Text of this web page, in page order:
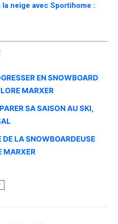
neige avec Sportihome :
EN SNOWBOARD
MARXER
SA SAISON AU SKI,
LA SNOWBOARDEUSE
MARXER